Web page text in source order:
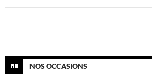
NOS OCCASIONS